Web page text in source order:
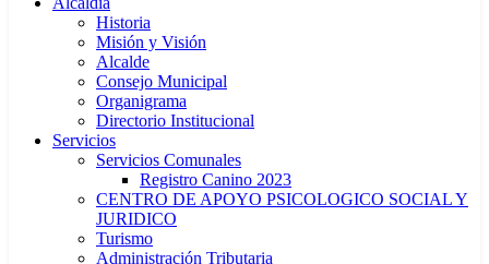
Historia
Misión y Visión
Alcalde
Consejo Municipal
Organigrama
Directorio Institucional
Servicios
Servicios Comunales
Registro Canino 2023
CENTRO DE APOYO PSICOLOGICO SOCIAL Y
JURIDICO
Turismo
Administración Tributaria